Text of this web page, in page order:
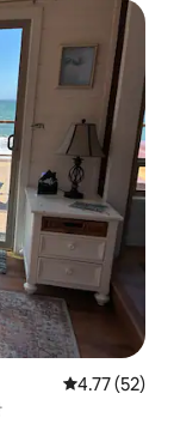
평점 4.77점
4.77 (52)